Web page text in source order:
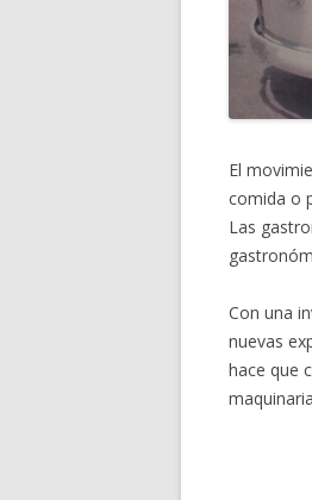
El
comida o
Las
Con una
nuevas
hace que